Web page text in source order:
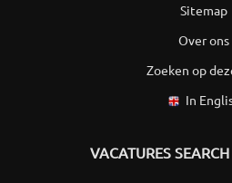
Sitemap
Over ons
Zoeken op
In
VACATURES